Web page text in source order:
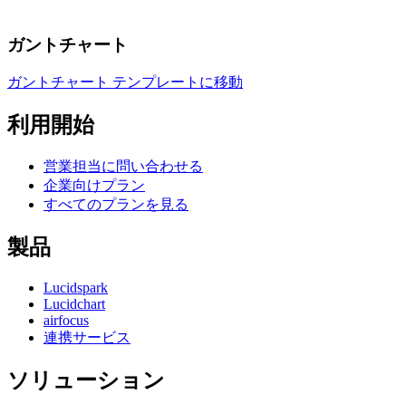
ガントチャート
ガントチャート テンプレートに移動
利用開始
営業担当に問い合わせる
企業向けプラン
すべてのプランを見る
製品
Lucidspark
Lucidchart
airfocus
連携サービス
ソリューション